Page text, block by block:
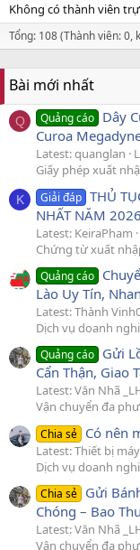
Không có thành viên
Tổng: 108 (Thành viên: 0,
Bài mới nhất
Q Quảng cáo Dây
Curoa
Latest: quanglan
Giấy phép xuất
K Giải đáp THỦ
NHẤT NĂM 2026
Latest: KeiraPham
Chứng từ xuất
Quảng cáo
Lào Uy Tín,
Latest: Thành
Dịch vụ doanh
Quảng cáo Gửi
Cẩn Thận, Giao
Latest: Văn Nhã
Vận chuyển đa
Chia sẻ Có nên
Latest: Thiết bị
Dịch vụ doanh
Chia sẻ Gửi
Chóng – Bao
Latest: Văn Nhã
Vận chuyển đa